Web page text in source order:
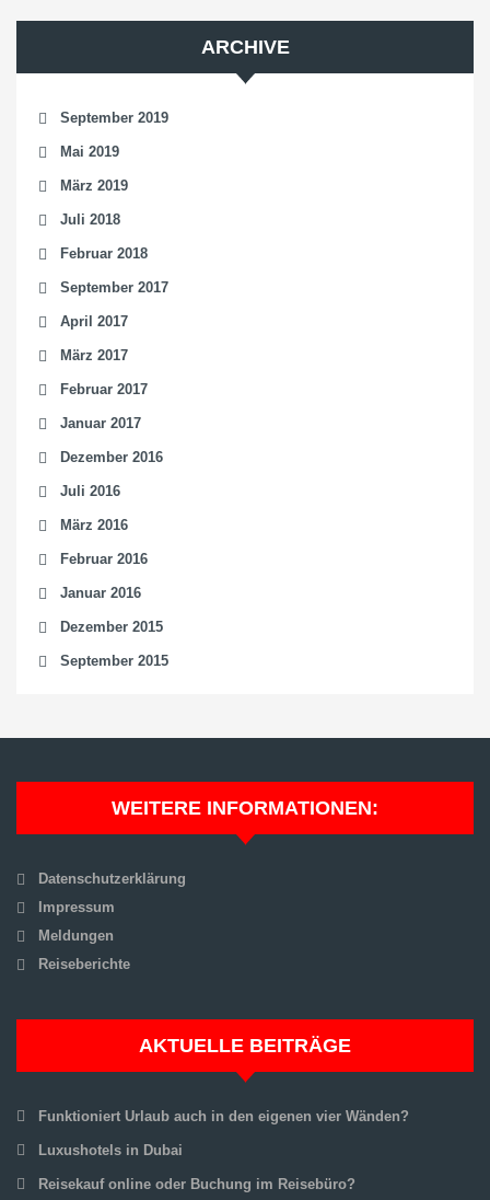
ARCHIVE
September 2019
Mai 2019
März 2019
Juli 2018
Februar 2018
September 2017
April 2017
März 2017
Februar 2017
Januar 2017
Dezember 2016
Juli 2016
März 2016
Februar 2016
Januar 2016
Dezember 2015
September 2015
WEITERE INFORMATIONEN:
Datenschutzerklärung
Impressum
Meldungen
Reiseberichte
AKTUELLE BEITRÄGE
Funktioniert Urlaub auch in den eigenen vier Wänden?
Luxushotels in Dubai
Reisekauf online oder Buchung im Reisebüro?